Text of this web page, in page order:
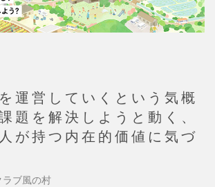
運営していくという気概
題を解決しようと動く、
が持つ内在的価値に気づ
ブ風の村